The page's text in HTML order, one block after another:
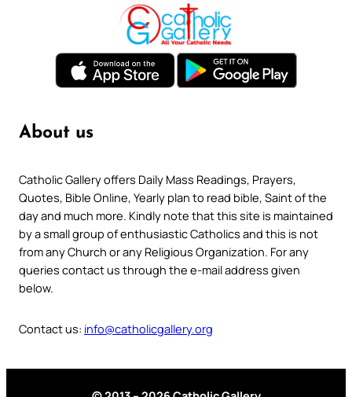
About us
Catholic Gallery offers Daily Mass Readings, Prayers,
Quotes, Bible Online, Yearly plan to read bible, Saint of the
day and much more. Kindly note that this site is maintained
by a small group of enthusiastic Catholics and this is not
from any Church or any Religious Organization. For any
queries contact us through the e-mail address given
below.
Contact us: info@catholicgallery.org